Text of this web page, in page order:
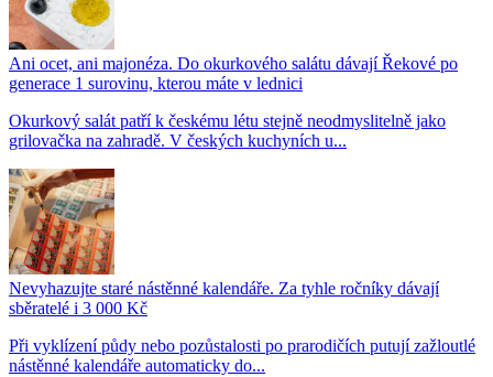
Ani ocet, ani majonéza. Do okurkového salátu dávají Řekové po
generace 1 surovinu, kterou máte v lednici
Okurkový salát patří k českému létu stejně neodmyslitelně jako
grilovačka na zahradě. V českých kuchyních u...
Nevyhazujte staré nástěnné kalendáře. Za tyhle ročníky dávají
sběratelé i 3 000 Kč
Při vyklízení půdy nebo pozůstalosti po prarodičích putují zažloutlé
nástěnné kalendáře automaticky do...